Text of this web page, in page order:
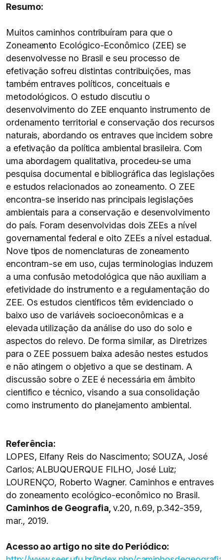
Resumo:
Muitos caminhos contribuíram para que o
Zoneamento Ecológico-Econômico (ZEE) se
desenvolvesse no Brasil e seu processo de
efetivação sofreu distintas contribuições, mas
também entraves políticos, conceituais e
metodológicos. O estudo discutiu o
desenvolvimento do ZEE enquanto instrumento de
ordenamento territorial e conservação dos recursos
naturais, abordando os entraves que incidem sobre
a efetivação da política ambiental brasileira. Com
uma abordagem qualitativa, procedeu-se uma
pesquisa documental e bibliográfica das legislações
e estudos relacionados ao zoneamento. O ZEE
encontra-se inserido nas principais legislações
ambientais para a conservação e desenvolvimento
do país. Foram desenvolvidas dois ZEEs a nível
governamental federal e oito ZEEs a nível estadual.
Nove tipos de nomenclaturas de zoneamento
encontram-se em uso, cujas terminologias induzem
a uma confusão metodológica que não auxiliam a
efetividade do instrumento e a regulamentação do
ZEE. Os estudos científicos têm evidenciado o
baixo uso de variáveis socioeconômicas e a
elevada utilização da análise do uso do solo e
aspectos do relevo. De forma similar, as Diretrizes
para o ZEE possuem baixa adesão nestes estudos
e não atingem o objetivo a que se destinam. A
discussão sobre o ZEE é necessária em âmbito
cientifico e técnico, visando a sua consolidação
como instrumento do planejamento ambiental.
Referência:
LOPES, Elfany Reis do Nascimento; SOUZA, José
Carlos; ALBUQUERQUE FILHO, José Luiz;
LOURENÇO, Roberto Wagner. Caminhos e entraves
do zoneamento ecológico-econômico no Brasil.
Caminhos de Geografia,v.20, n.69, p.342-359,
mar., 2019.
Acesso ao artigo no site do Periódico: